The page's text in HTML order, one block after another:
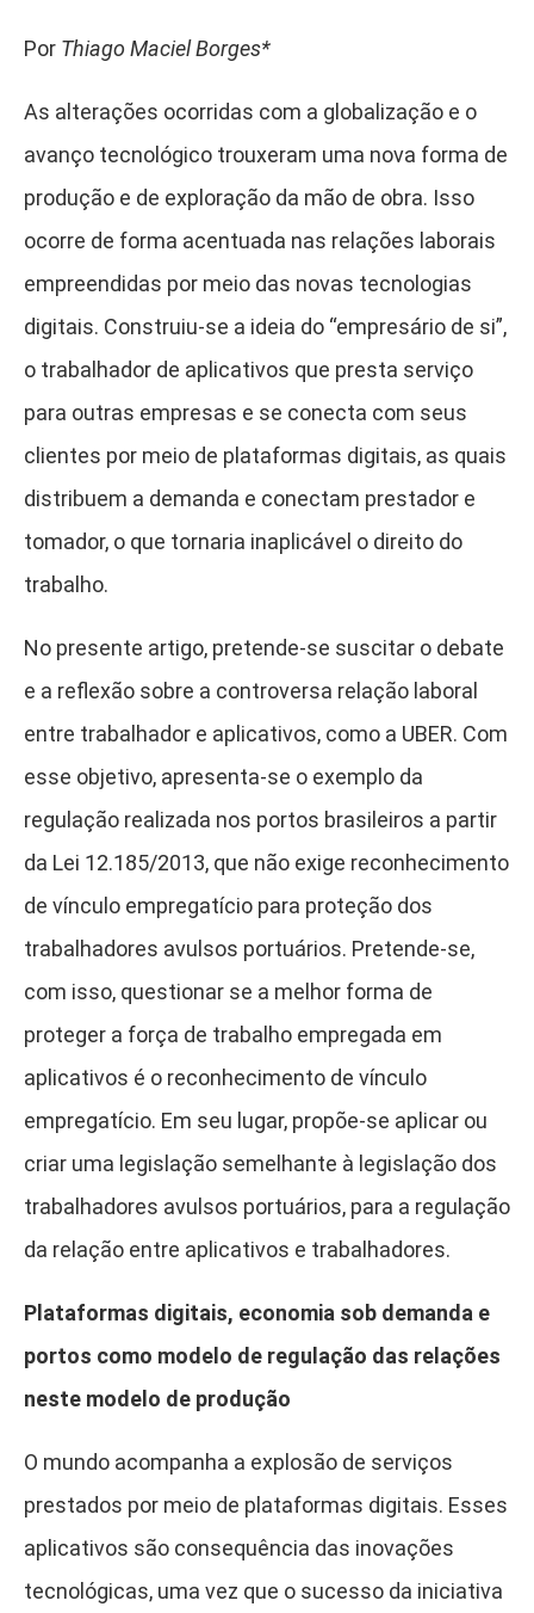
Por Thiago Maciel Borges*
As alterações ocorridas com a globalização e o
avanço tecnológico trouxeram uma nova forma de
produção e de exploração da mão de obra. Isso
ocorre de forma acentuada nas relações laborais
empreendidas por meio das novas tecnologias
digitais. Construiu-se a ideia do “empresário de si”,
o trabalhador de aplicativos que presta serviço
para outras empresas e se conecta com seus
clientes por meio de plataformas digitais, as quais
distribuem a demanda e conectam prestador e
tomador, o que tornaria inaplicável o direito do
trabalho.
No presente artigo, pretende-se suscitar o debate
e a reflexão sobre a controversa relação laboral
entre trabalhador e aplicativos, como a UBER. Com
esse objetivo, apresenta-se o exemplo da
regulação realizada nos portos brasileiros a partir
da Lei 12.185/2013, que não exige reconhecimento
de vínculo empregatício para proteção dos
trabalhadores avulsos portuários. Pretende-se,
com isso, questionar se a melhor forma de
proteger a força de trabalho empregada em
aplicativos é o reconhecimento de vínculo
empregatício. Em seu lugar, propõe-se aplicar ou
criar uma legislação semelhante à legislação dos
trabalhadores avulsos portuários, para a regulação
da relação entre aplicativos e trabalhadores.
Plataformas digitais, economia sob demanda e
portos como modelo de regulação das relações
neste modelo de produção
O mundo acompanha a explosão de serviços
prestados por meio de plataformas digitais. Esses
aplicativos são consequência das inovações
tecnológicas, uma vez que o sucesso da iniciativa